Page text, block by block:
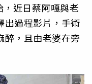
近日蔡阿嘎與老
出過程影片，手術
醉，且由老婆在旁